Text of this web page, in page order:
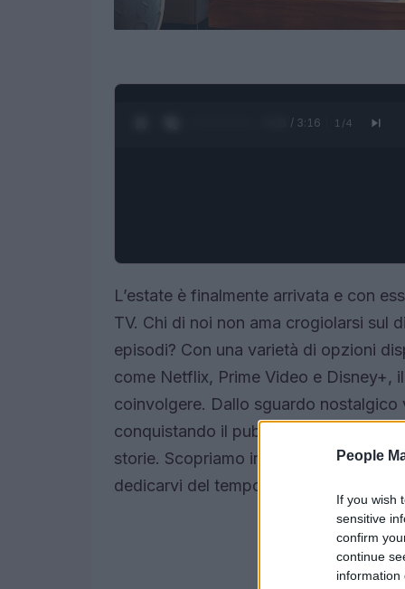
People
If you wish
sensitive
confirm
continue
information
0:27 / 3:16 1 /4
L’estate è finalmente arrivata e con
TV. Chi di noi non ama crogiolarsi sul
episodi? Con una varietà di opzioni
come Netflix, Prime Video e Disney+,
coinvolgere. Dallo sguardo
conquistando il pubblico, questa
storie. Scopriamo insieme quali sono
dedicarvi del tempo.